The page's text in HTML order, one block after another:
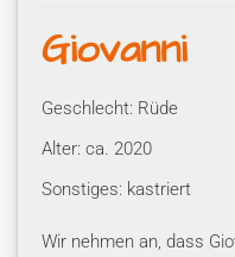
Giovanni
Geschlecht: Rüde
Alter: ca. 2020
Sonstiges: kastriert
Wir nehmen an, dass